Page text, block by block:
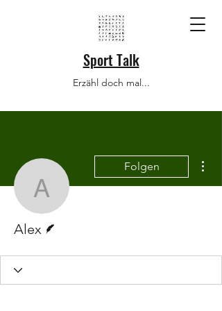
Sport Talk
Erzähl doch mal...
Alex
Folgen
Alex